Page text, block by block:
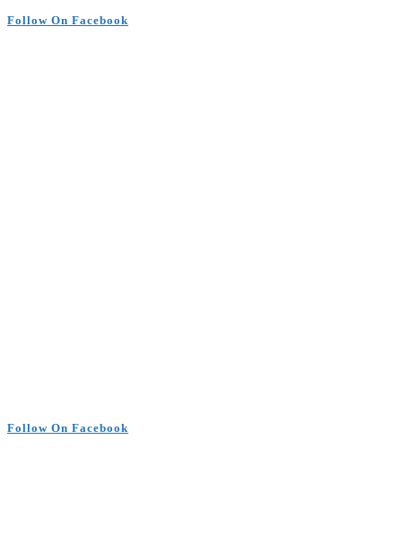
Follow On Facebook
Follow On Facebook